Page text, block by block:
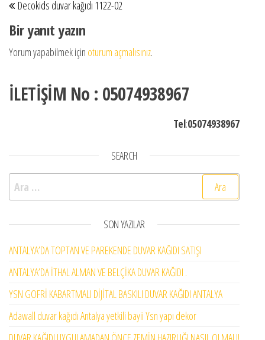
Decokids duvar kağıdı 1122-02
Bir yanıt yazın
Yorum yapabilmek için oturum açmalısınız.
İLETİŞİM No : 05074938967
Tel:05074938967
SEARCH
Arama:
SON YAZILAR
ANTALYA’DA TOPTAN VE PAREKENDE DUVAR KAĞIDI SATIŞI
ANTALYA’DA İTHAL ALMAN VE BELÇİKA DUVAR KAĞIDI .
YSN GOFRİ KABARTMALI DİJİTAL BASKILI DUVAR KAĞIDI ANTALYA
Adawall duvar kağıdı Antalya yetkili bayii Ysn yapı dekor